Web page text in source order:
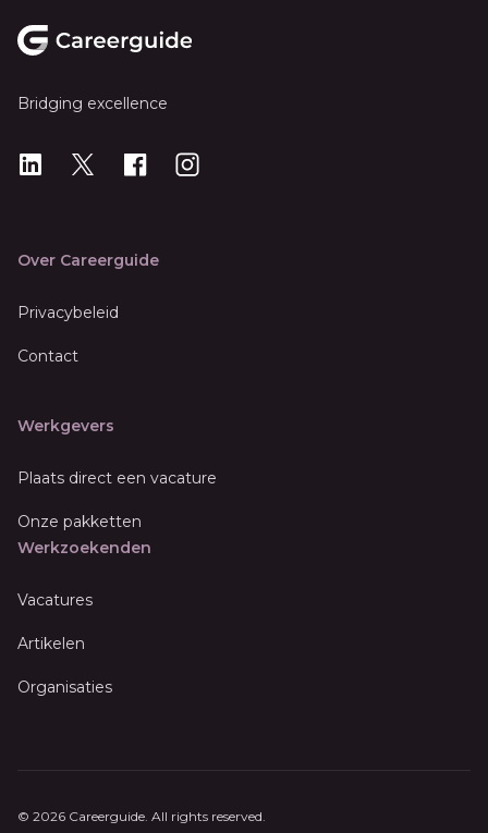
Bridging excellence
LinkedIn
X Instagram
Over Careerguide
Privacybeleid
Contact
Werkgevers
Plaats direct een vacature
Onze pakketten
Werkzoekenden
Vacatures
Artikelen
Organisaties
© 2026 Careerguide. All rights reserved.